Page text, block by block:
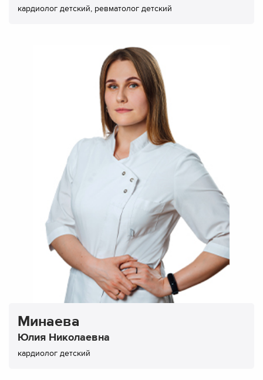
кардиолог детский, ревматолог детский
Минаева
Юлия Николаевна
кардиолог детский